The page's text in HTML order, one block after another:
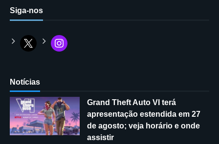
Siga-nos
Notícias
Grand Theft Auto VI terá
apresentação estendida em 27
de agosto; veja horário e onde
assistir